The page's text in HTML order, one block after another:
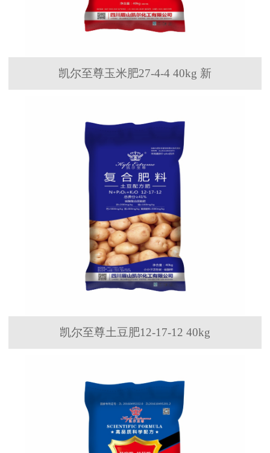
凯尔至尊玉米肥27-4-4 40kg 新
凯尔至尊土豆肥12-17-12 40kg